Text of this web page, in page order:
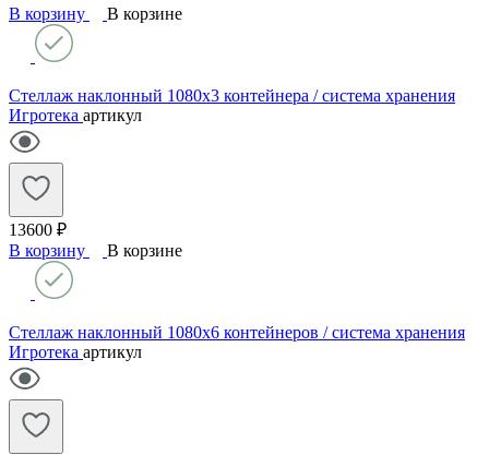
В корзину
В корзине
Стеллаж наклонный 1080х3 контейнера / система хранения
Игротека артикул
13600 ₽
В корзину
В корзине
Стеллаж наклонный 1080х6 контейнеров / система хранения
Игротека артикул